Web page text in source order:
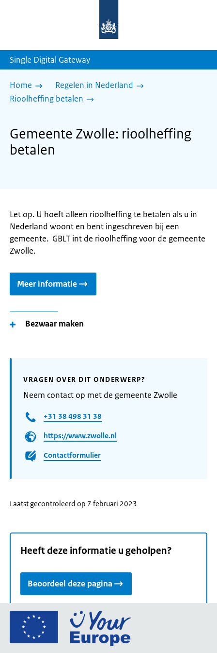
homepage
Single Digital Gateway
Home
Regelen in Nederland
Rioolheffing betalen
Gemeente Zwolle: rioolheffing
betalen
Let op. U hoeft alleen rioolheffing te betalen als u in
Nederland woont en bent ingeschreven bij een
gemeente. GBLT int de rioolheffing voor de gemeente
Zwolle.
Meer informatie
Bezwaar maken
VRAGEN OVER DIT ONDERWERP?
Neem contact op met de gemeente Zwolle
+31 38 498 31 38
https://www.zwolle.nl
Contactformulier
Laatst gecontroleerd op 7 februari 2023
Heeft deze informatie u geholpen?
Beoordeel deze pagina
Ga
de